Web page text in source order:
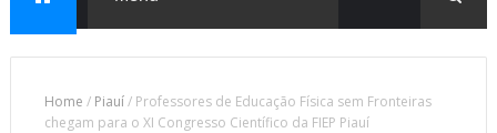
Home / Piauí/ Professores de Educação Física sem Fronteiras
chegam para o XI Congresso Científico da FIEP Piauí